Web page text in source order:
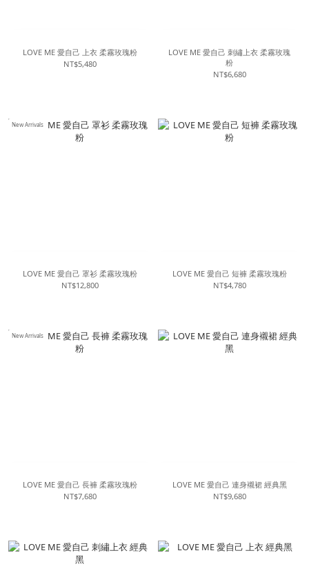
LOVE ME 愛自己 上衣 柔霧玫瑰粉
NT$5,480
LOVE ME 愛自己 刺繡上衣 柔霧玫瑰
粉
NT$6,680
New Arrivals
LOVE ME 愛自己 罩衫 柔霧玫瑰粉
NT$12,800
LOVE ME 愛自己 短褲 柔霧玫瑰粉
NT$4,780
New Arrivals
LOVE ME 愛自己 長褲 柔霧玫瑰粉
NT$7,680
LOVE ME 愛自己 連身襯裙 經典黑
NT$9,680